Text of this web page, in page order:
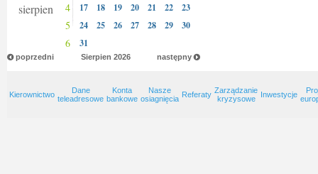
sierpien 4 17 18 19 20 21 22 23
5 24 25 26 27 28 29 30
6 31
poprzedni następny
Sierpien 2026
Kierownictwo
Dane
teleadresowe
Konta
bankowe
Nasze
osiagnięcia Referaty Zarządzanie
kryzysowe
Inwestycje